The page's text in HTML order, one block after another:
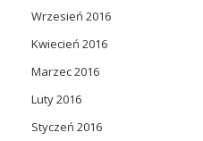
Wrzesień 2016
Kwiecień 2016
Marzec 2016
Luty 2016
Styczeń 2016